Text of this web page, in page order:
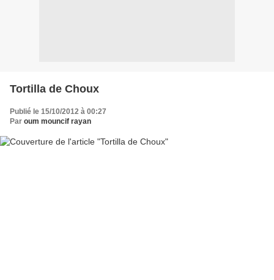
Tortilla de Choux
Publié le 15/10/2012 à 00:27
Par oum mouncif rayan